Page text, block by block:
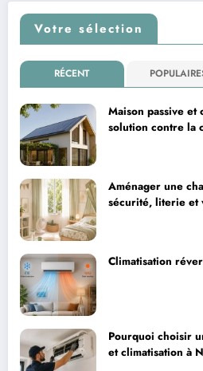
Votre sélection
RÉCENT
Maison passive
solution contre la
Aménager une
sécurité, literie et
Climatisation
Pourquoi choisir
et climatisation à